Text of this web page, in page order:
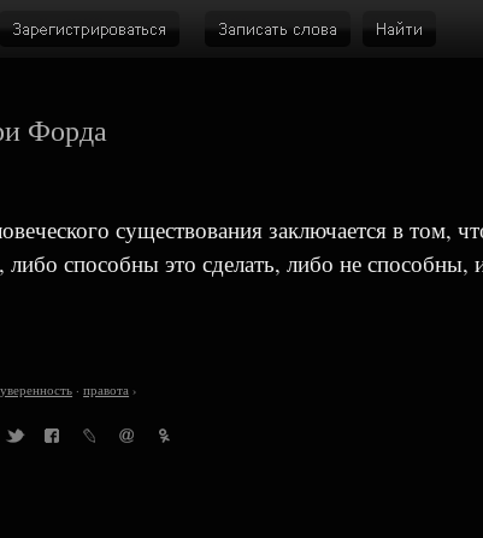
Форда
существования заключается в том,
либо способны это сделать, либо не
уверенность ·правота ›